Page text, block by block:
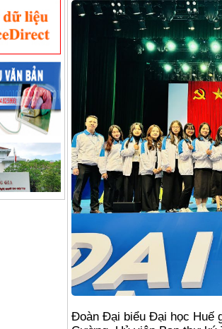
Đoàn Đại biểu Đại học Huế